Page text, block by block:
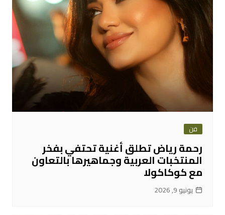
فن
رحمة رياض تطلق أغنية تحتفي بفخر
المنتخبات العربية وجماهيرها بالتعاون
مع كوكاكولا
يونيو 9, 2026